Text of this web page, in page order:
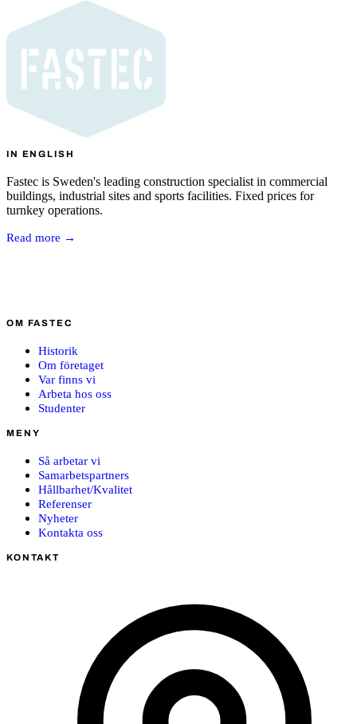
IN ENGLISH
Fastec is Sweden's leading construction specialist in commercial
buildings, industrial sites and sports facilities. Fixed prices for
turnkey operations.
Read more →
OM FASTEC
Historik
Om företaget
Var finns vi
Arbeta hos oss
Studenter
MENY
Så arbetar vi
Samarbetspartners
Hållbarhet/Kvalitet
Referenser
Nyheter
Kontakta oss
KONTAKT